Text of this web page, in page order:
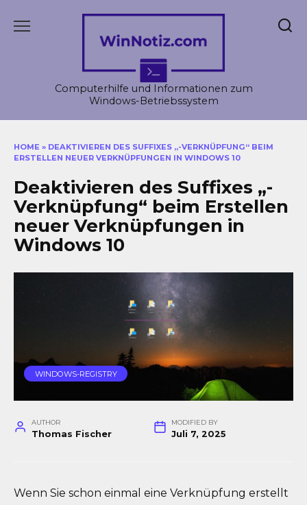
Computerhilfe und Informationen zum
Windows-Betriebssystem
HOME » DEAKTIVIEREN DES SUFFIXES „-VERKNÜPFUNG“ BEIM
ERSTELLEN NEUER VERKNÜPFUNGEN IN WINDOWS 10
Deaktivieren des Suffixes „-
Verknüpfung“ beim Erstellen
neuer Verknüpfungen in
Windows 10
WINDOWS-REGISTRY
AUTHOR
Thomas Fischer
MODIFIED BY
Juli 7, 2025
Wenn Sie schon einmal eine Verknüpfung erstellt